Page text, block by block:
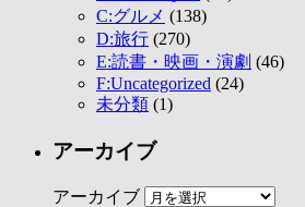
C:グルメ (138)
D:旅行 (270)
E:読書・映画・演劇 (46)
F:Uncategorized (24)
未分類 (1)
アーカイブ
アーカイブ